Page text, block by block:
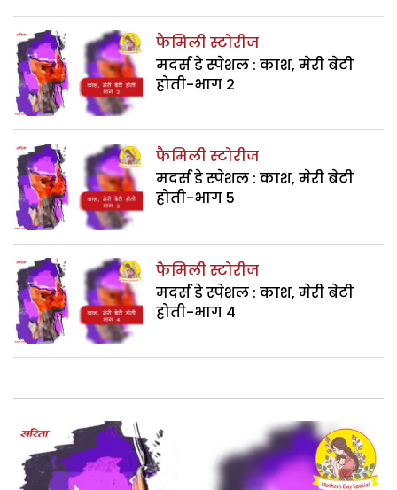
फैमिली स्टोरीज
मदर्स डे स्पेशल : काश, मेरी बेटी
होती-भाग 2
फैमिली स्टोरीज
मदर्स डे स्पेशल : काश, मेरी बेटी
होती-भाग 5
फैमिली स्टोरीज
मदर्स डे स्पेशल : काश, मेरी बेटी
होती-भाग 4